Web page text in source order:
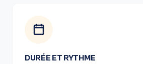
DURÉE ET RYTHME